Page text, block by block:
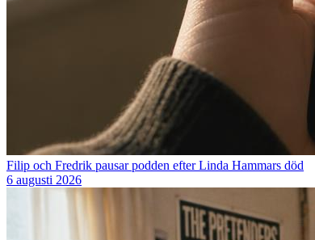
Filip och Fredrik pausar podden efter Linda Hammars död
6 augusti 2026